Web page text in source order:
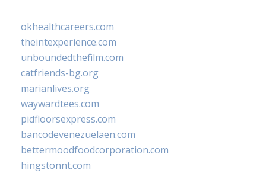
okhealthcareers.com
theintexperience.com
unboundedthefilm.com
catfriends-bg.org
marianlives.org
waywardtees.com
pidfloorsexpress.com
bancodevenezuelaen.com
bettermoodfoodcorporation.com
hingstonnt.com